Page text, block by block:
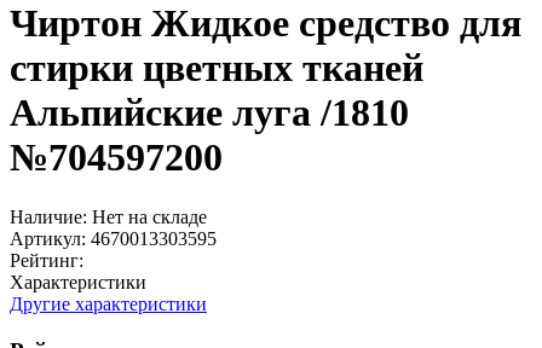
Чиртон Жидкое средство для
стирки цветных тканей
Альпийские луга /1810
№704597200
Наличие: Нет на складе
Артикул: 4670013303595
Рейтинг:
Характеристики
Другие характеристики